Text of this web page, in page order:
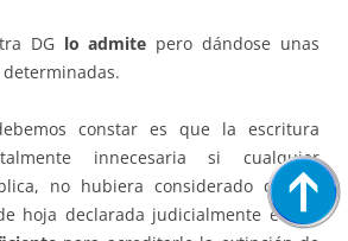
DG lo admite pero dándose unas
constar es que la escritura
innecesaria si cualquier
no hubiera considerado que la
hoja declarada judicialmente en vía